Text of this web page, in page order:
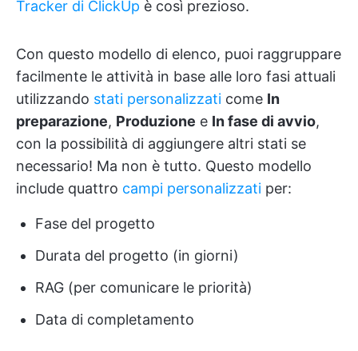
Tracker di ClickUp è così prezioso.
Con questo modello di elenco, puoi raggruppare
facilmente le attività in base alle loro fasi attuali
utilizzando stati personalizzati come In
preparazione, Produzione e In fase di avvio,
con la possibilità di aggiungere altri stati se
necessario! Ma non è tutto. Questo modello
include quattro campi personalizzati per:
Fase del progetto
Durata del progetto (in giorni)
RAG (per comunicare le priorità)
Data di completamento